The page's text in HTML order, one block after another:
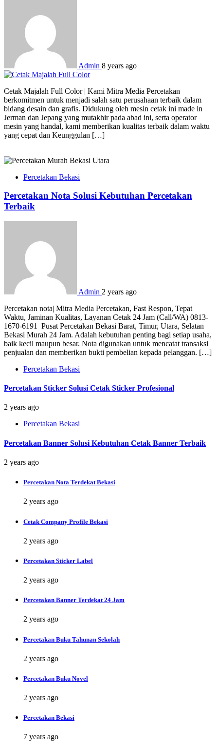
Admin 8 years ago
Cetak Majalah Full Color | Kami Mitra Media Percetakan
berkomitmen untuk menjadi salah satu perusahaan terbaik dalam
bidang desain dan grafis. Didukung oleh mesin cetak ini made in
Jerman dan Jepang yang mutakhir pada abad ini, serta operator
mesin yang handal, kami memberikan kualitas terbaik dalam waktu
yang cepat dan Keunggulan […]
Percetakan Bekasi
Percetakan Nota Solusi Kebutuhan Percetakan
Terbaik
Admin 2 years ago
Percetakan nota| Mitra Media Percetakan, Fast Respon, Tepat
Waktu, Jaminan Kualitas, Layanan Cetak 24 Jam (Call/WA) 0813-
1670-6191 Pusat Percetakan Bekasi Barat, Timur, Utara, Selatan
Bekasi Murah 24 Jam. Adalah kebutuhan penting bagi setiap usaha,
baik kecil maupun besar. Nota digunakan untuk mencatat transaksi
penjualan dan memberikan bukti pembelian kepada pelanggan. […]
Percetakan Bekasi
Percetakan Sticker Solusi Cetak Sticker Profesional
2 years ago
Percetakan Bekasi
Percetakan Banner Solusi Kebutuhan Cetak Banner Terbaik
2 years ago
Percetakan Nota Terdekat Bekasi
2 years ago
Cetak Company Profile Bekasi
2 years ago
Percetakan Sticker Label
2 years ago
Percetakan Banner Terdekat 24 Jam
2 years ago
Percetakan Buku Tahunan Sekolah
2 years ago
Percetakan Buku Novel
2 years ago
Percetakan Bekasi
7 years ago